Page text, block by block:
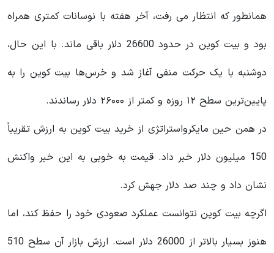
همانطور که انتظار می رفت، آخر هفته با نوسانات کمتری همراه
بود و بیت کوین در حدود 26600 دلار باقی ماند. با این حال،
دوشنبه با یک حرکت منفی آغاز شد و خرس‌ها بیت کوین را به
پایین‌ترین سطح ۱۲ روزه و کمتر از ۲۶۰۰۰ دلار رساندند.
در همن حین مایکرواستراتژی از خرید بیت کوین به ارزش تقریباً
150 میلیون دلار خبر داد. قیمت به خوبی به این خبر واکنش
نشان داد و چند صد دلار جهش کرد.
اگرچه بیت کوین نتوانست عملکرد صعودی خود را حفظ کند، اما
هنوز بسیار بالاتر از 26000 دلار است. ارزش بازار آن سطح 510